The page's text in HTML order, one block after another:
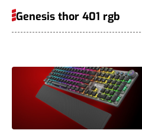
Genesis thor 401 rgb